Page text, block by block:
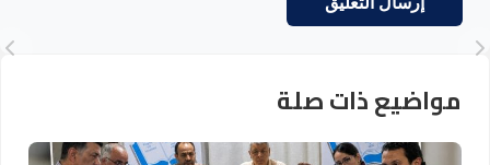
مواضيع ذات صلة